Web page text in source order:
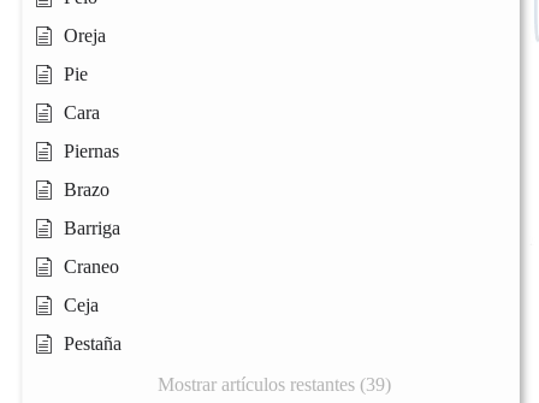
Oreja
Pie
Cara
Piernas
Brazo
Barriga
Craneo
Ceja
Pestaña
Mostrar artículos restantes (39)